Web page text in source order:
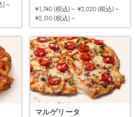
) ~
¥1,740 (税込) ~ ¥2,020 (税込) ~
¥2,510 (税込) ~
マルゲリータ